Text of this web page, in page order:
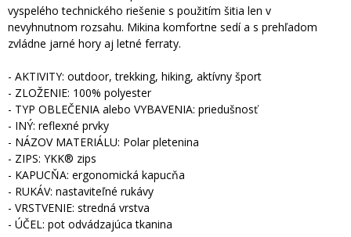
vyspelého technického riešenie s použitím šitia len v
nevyhnutnom rozsahu. Mikina komfortne sedí a s prehľadom
zvládne jarné hory aj letné ferraty.
- AKTIVITY: outdoor, trekking, hiking, aktívny šport
- ZLOŽENIE: 100% polyester
- TYP OBLEČENIA alebo VYBAVENIA: priedušnosť
- INÝ: reflexné prvky
- NÁZOV MATERIÁLU: Polar pletenina
- ZIPS: YKK® zips
- KAPUCŇA: ergonomická kapucňa
- RUKÁV: nastaviteľné rukávy
- VRSTVENIE: stredná vrstva
- ÚČEL: pot odvádzajúca tkanina